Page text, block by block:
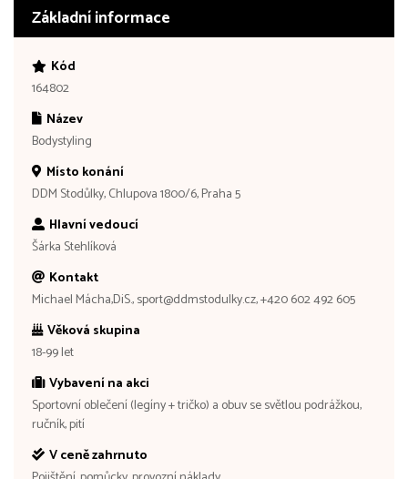
Základní informace
Kód
164802
Název
Bodystyling
Místo konání
DDM Stodůlky, Chlupova 1800/6, Praha 5
Hlavní vedoucí
Šárka Stehlíková
Kontakt
Michael Mácha,DiS., sport@ddmstodulky.cz, +420 602 492 605
Věková skupina
18-99 let
Vybavení na akci
Sportovní oblečení (legíny + tričko) a obuv se světlou podrážkou,
ručník, pití
V ceně zahrnuto